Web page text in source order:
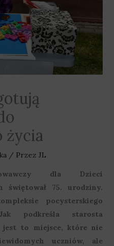
życia
/ Przez JL
dla Dzieci
świętował 75. urodziny.
pocysterskiego
podkreśla starosta
jest to miejsce, które nie
uczniów, ale